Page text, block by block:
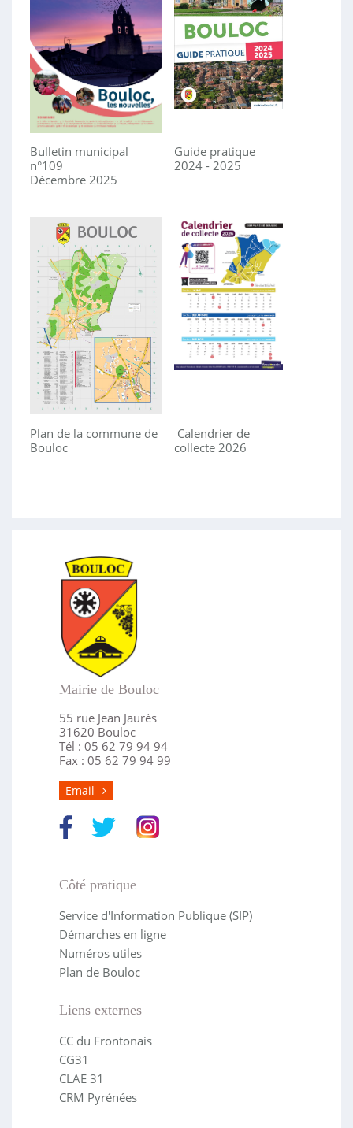
Bulletin municipal
n°109
Décembre 2025
Guide pratique
2024 - 2025
Plan de la commune de
Bouloc
Calendrier de
collecte 2026
Mairie de Bouloc
55 rue Jean Jaurès
31620 Bouloc
Tél : 05 62 79 94 94
Fax : 05 62 79 94 99
Email
Côté pratique
Service d'Information Publique (SIP)
Démarches en ligne
Numéros utiles
Plan de Bouloc
Liens externes
CC du Frontonais
CG31
CLAE 31
CRM Pyrénées